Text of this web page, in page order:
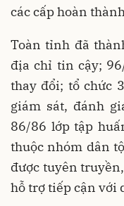
các cấp hoàn
Toàn tỉnh đã
địa chỉ tin cậy;
thay đổi; tổ chức
giám sát, đánh
86/86 lớp tập
thuộc nhóm dân
được tuyên
hỗ trợ tiếp cận với